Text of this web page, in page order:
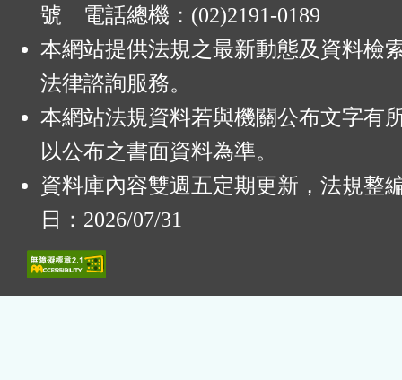
號 電話總機：(02)2191-0189
本網站提供法規之最新動態及資料檢
法律諮詢服務。
本網站法規資料若與機關公布文字有
以公布之書面資料為準。
資料庫內容雙週五定期更新，法規整
日：2026/07/31